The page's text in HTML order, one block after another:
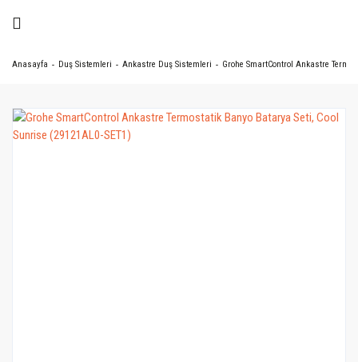
Anasayfa Duş Sistemleri Ankastre Duş Sistemleri Grohe SmartControl Ankastre